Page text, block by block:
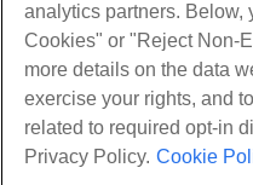
analytics partners. Below,
Cookies" or "Reject Non-
more details on the data
exercise your rights, and
related to required opt-in
Privacy Policy. Cookie